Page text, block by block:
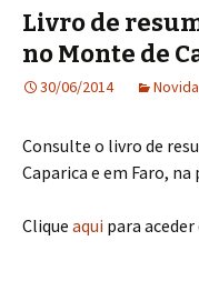
Livro de
no Monte de
30/06/2014
Consulte o livro de
Caparica e em Faro, na
Clique aqui para